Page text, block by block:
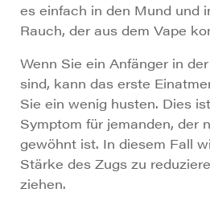
es einfach in den Mund und
Rauch, der aus dem Vape
Wenn Sie ein Anfänger in
sind, kann das erste
Sie ein wenig husten. Dies
Symptom für jemanden, der
gewöhnt ist. In diesem Fall
Stärke des Zugs zu
ziehen.